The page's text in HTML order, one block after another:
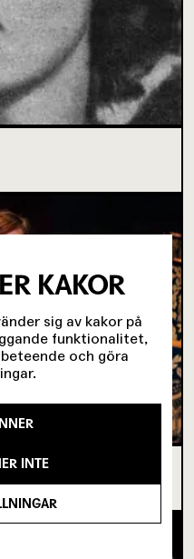
VARIT OCH DET
KAKOR
sig av kakor på
funktionalitet,
och göra
INTE